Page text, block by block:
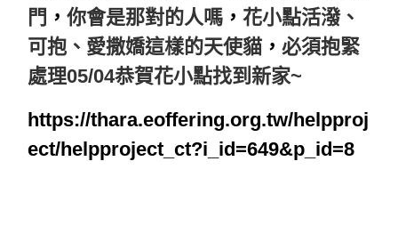
門 ， 你會是那對的人嗎 ， 花小點活潑、
可抱、愛撒嬌這樣的天使貓 ， 必須抱緊
處理05/04恭賀花小點找到新家~
https://thara.eoffering.org.tw/helpproj
ect/helpproject_ct?i_id=649&p_id=8